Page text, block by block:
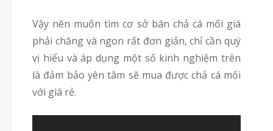
Vậy nên muốn tìm cơ sở bán chả cá mối giá
phải chăng và ngon rất đơn giản, chỉ cần quý
vị hiểu và áp dụng một số kinh nghiệm trên
là đảm bảo yên tâm sẽ mua được chả cá mối
với giá rẻ.